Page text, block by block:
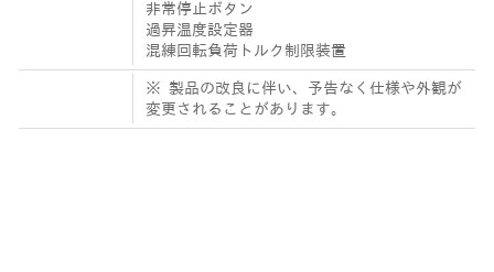
非常停止ボタン
過昇温度設定器
混練回転負荷トルク制限装置
※ 製品の改良に伴い、予告なく仕様や外観が
変更されることがあります。